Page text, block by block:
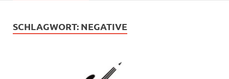
SCHLAGWORT: NEGATIVE